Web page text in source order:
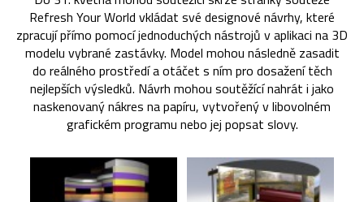
Refresh Your World vkládat své designové návrhy, které
zpracují přímo pomocí jednoduchých nástrojů v aplikaci na 3D
modelu vybrané zastávky. Model mohou následně zasadit
do reálného prostředí a otáčet s ním pro dosažení těch
nejlepších výsledků. Návrh mohou soutěžící nahrát i jako
naskenovaný nákres na papíru, vytvořený v libovolném
grafickém programu nebo jej popsat slovy.